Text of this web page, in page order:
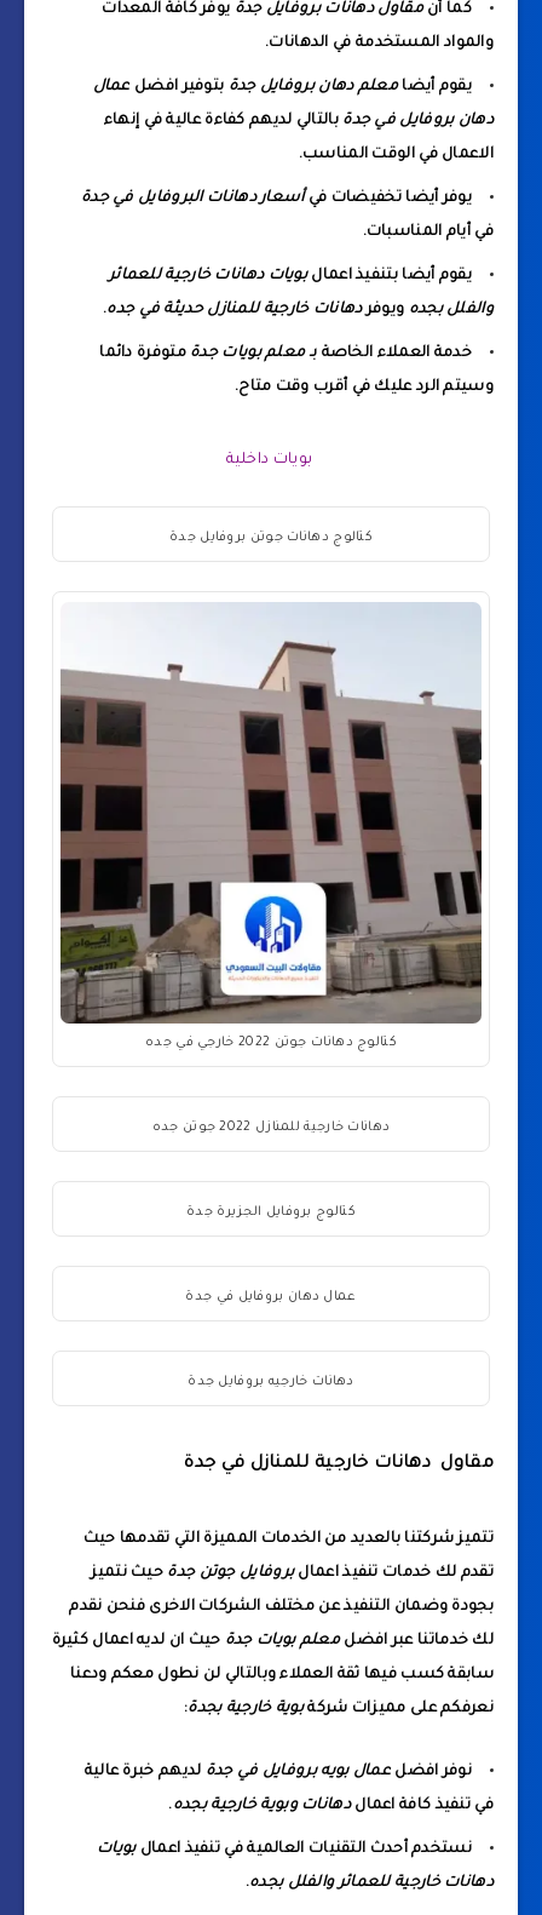
كما أنمقاول دهانات بروفايل جدة يوفر كافة المعدات
والمواد المستخدمة في الدهانات.
يقوم أيضامعلم دهان بروفايل جدة بتوفير افضل عمال
دهان بروفايل في جدة بالتالي لديهم كفاءة عالية في إنهاء
الاعمال في الوقت المناسب.
يوفر أيضا تخفيضات فيأسعار دهانات البروفايل في جدة
في أيام المناسبات.
يقوم أيضا بتنفيذ اعمالبويات دهانات خارجية للعمائر
والفلل بجده ويوفردهانات خارجية للمنازل حديثة في جده.
خدمة العملاء الخاصة بـمعلم بويات جدة متوفرة دائما
وسيتم الرد عليك في أقرب وقت متاح.
بويات داخلية
كتالوج دهانات جوتن بروفايل جدة
كتالوج دهانات جوتن 2022 خارجي في جده
دهانات خارجية للمنازل 2022 جوتن جده
كتالوج بروفايل الجزيرة جدة
عمال دهان بروفايل في جدة
دهانات خارجيه بروفايل جدة
مقاول دهانات خارجية للمنازل في جدة
تتميز شركتنا بالعديد من الخدمات المميزة التي تقدمها حيث
تقدم لك خدمات تنفيذ اعمالبروفايل جوتن جدة حيث نتميز
بجودة وضمان التنفيذ عن مختلف الشركات الاخرى فنحن نقدم
لك خدماتنا عبر افضلمعلم بويات جدة حيث ان لديه اعمال كثيرة
سابقة كسب فيها ثقة العملاء وبالتالي لن نطول معكم ودعنا
نعرفكم على مميزات شركةبوية خارجية بجدة:
نوفر افضل عمال بويه بروفايل في جدة لديهم خبرة عالية
في تنفيذ كافة اعمالدهانات وبوية خارجية بجده.
نستخدم أحدث التقنيات العالمية في تنفيذ اعمالبويات
دهانات خارجية للعمائر والفلل بجده.